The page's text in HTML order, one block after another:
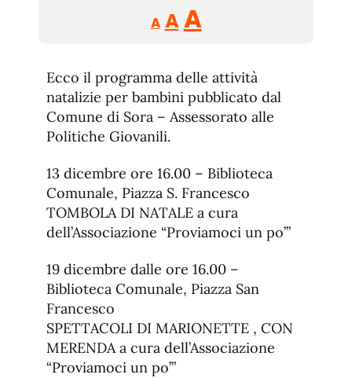
A
Reducir
tamaño
A Restablecer
de
fuente
AAumentar
de
fuente.
Ecco il programma delle attività
natalizie per bambini pubblicato dal
Comune di Sora – Assessorato alle
Politiche Giovanili.
13 dicembre ore 16.00 – Biblioteca
Comunale, Piazza S. Francesco
TOMBOLA DI NATALE a cura
dell’Associazione “Proviamoci un po’”
19 dicembre dalle ore 16.00 –
Biblioteca Comunale, Piazza San
Francesco
SPETTACOLI DI MARIONETTE , CON
MERENDA a cura dell’Associazione
“Proviamoci un po’”